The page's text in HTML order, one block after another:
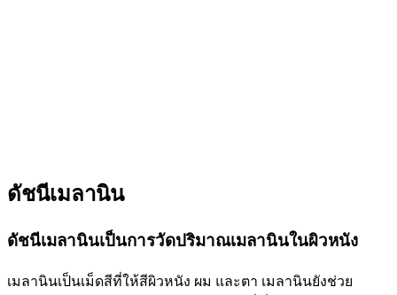
ดัชนีเมลานิน
ดัชนีเมลานินเป็นการวัดปริมาณเมลานินในผิวหนัง
เมลานินเป็นเม็ดสีที่ให้สีผิวหนัง ผม และตา เมลานินยังช่วย